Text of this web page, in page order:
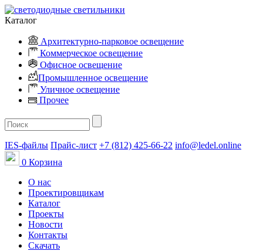
Каталог
Архитектурно-парковое освещение
Коммерческое освещение
Офисное освещение
Промышленное освещение
Уличное освещение
Прочее
IES-файлы Прайс-лист +7 (812) 425-66-22 info@ledel.online
0 Корзина
О нас
Проектировщикам
Каталог
Проекты
Новости
Контакты
Скачать